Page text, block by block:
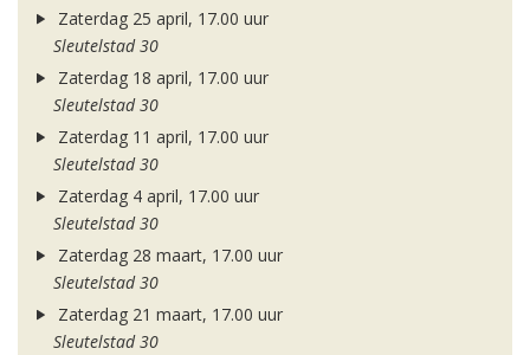
Zaterdag 25 april, 17.00 uur
Sleutelstad 30
Zaterdag 18 april, 17.00 uur
Sleutelstad 30
Zaterdag 11 april, 17.00 uur
Sleutelstad 30
Zaterdag 4 april, 17.00 uur
Sleutelstad 30
Zaterdag 28 maart, 17.00 uur
Sleutelstad 30
Zaterdag 21 maart, 17.00 uur
Sleutelstad 30